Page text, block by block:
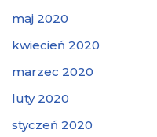
maj 2020
kwiecień 2020
marzec 2020
luty 2020
styczeń 2020